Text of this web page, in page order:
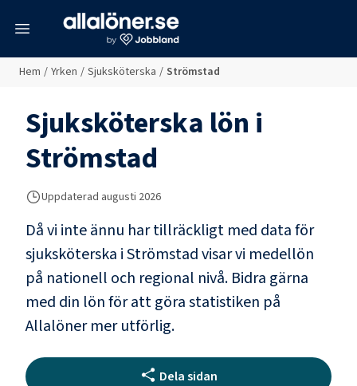
Hem / Yrken / Sjuksköterska / Strömstad
Sjuksköterska lön i
Strömstad
Uppdaterad augusti 2026
Då vi inte ännu har tillräckligt med data för
sjuksköterska iStrömstadvisar vi medellön
på nationell och regional nivå. Bidra gärna
med din lön för att göra statistiken på
Allalöner mer utförlig.
Dela sidan